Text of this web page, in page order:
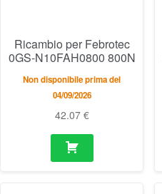
Ricambio per Febrotec
0GS-N10FAH0800 800N
Non disponibile prima del
04/09/2026
42.07 €